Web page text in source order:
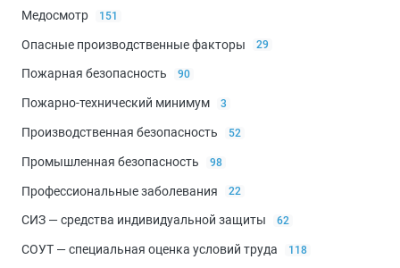
Медосмотр 151
Опасные производственные факторы 29
Пожарная безопасность 90
Пожарно-технический минимум 3
Производственная безопасность 52
Промышленная безопасность 98
Профессиональные заболевания 22
СИЗ — средства индивидуальной защиты 62
СОУТ — специальная оценка условий труда 118